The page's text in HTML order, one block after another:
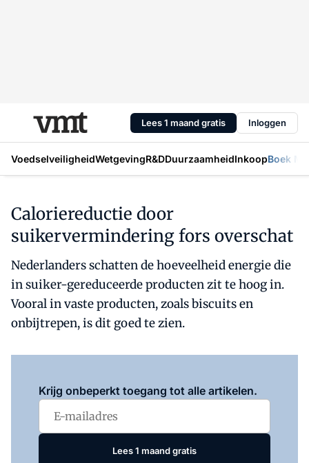
Lees 1 maand gratis Inloggen
VoedselveiligheidWetgevingR&DDuurzaamheidInkoopBoek
Caloriereductie door
suikervermindering fors overschat
Nederlanders schatten de hoeveelheid energie die
in suiker-gereduceerde producten zit te hoog in.
Vooral in vaste producten, zoals biscuits en
onbijtrepen, is dit goed te zien.
Krijg onbeperkt toegang tot alle artikelen.
Lees 1 maand gratis